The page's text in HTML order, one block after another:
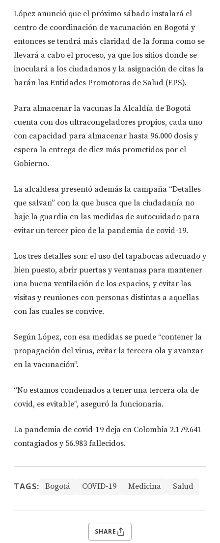
López anunció que el próximo sábado instalará el
centro de coordinación de vacunación en Bogotá y
entonces se tendrá más claridad de la forma como se
llevará a cabo el proceso, ya que los sitios donde se
inoculará a los ciudadanos y la asignación de citas la
harán las Entidades Promotoras de Salud (EPS).
Para almacenar la vacunas la Alcaldía de Bogotá
cuenta con dos ultracongeladores propios, cada uno
con capacidad para almacenar hasta 96.000 dosis y
espera la entrega de diez más prometidos por el
Gobierno.
La alcaldesa presentó además la campaña “Detalles
que salvan” con la que busca que la ciudadanía no
baje la guardia en las medidas de autocuidado para
evitar un tercer pico de la pandemia de covid-19.
Los tres detalles son: el uso del tapabocas adecuado y
bien puesto, abrir puertas y ventanas para mantener
una buena ventilación de los espacios, y evitar las
visitas y reuniones con personas distintas a aquellas
con las cuales se convive.
Según López, con esa medidas se puede “contener la
propagación del virus, evitar la tercera ola y avanzar
en la vacunación”.
“No estamos condenados a tener una tercera ola de
covid, es evitable”, aseguró la funcionaria.
La pandemia de covid-19 deja en Colombia 2.179.641
contagiados y 56.983 fallecidos.
TAGS: Bogotá COVID-19 Medicina Salud
SHARE